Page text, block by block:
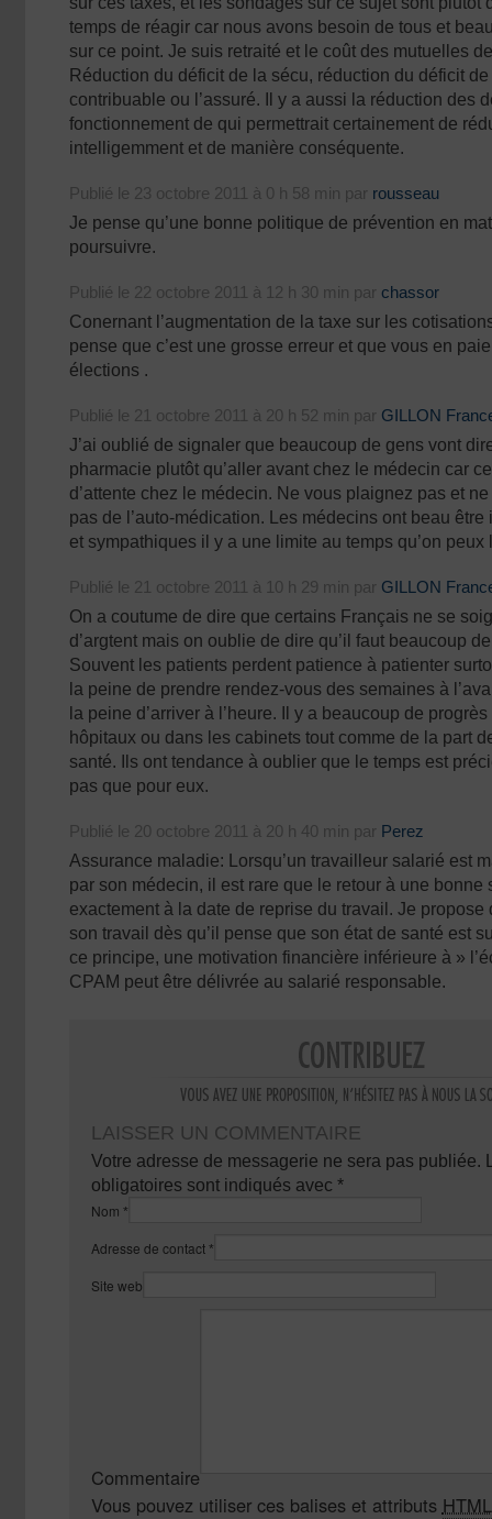
temps de réagir car nous avons besoin de tous et
sur ce point. Je suis retraité et le coût des mutuelles
Réduction du déficit de la sécu, réduction du déficit de
contribuable ou l’assuré. Il y a aussi la réduction des
fonctionnement de qui permettrait certainement de
intelligemment et de manière conséquente.
Publié le 23 octobre 2011 à 0 h 58 min par rousseau
Je pense qu’une bonne politique de prévention en
poursuivre.
Publié le 22 octobre 2011 à 12 h 30 min par chassor
Conernant l’augmentation de la taxe sur les
pense que c’est une grosse erreur et que vous en
élections .
Publié le 21 octobre 2011 à 20 h 52 min par GILLON
J’ai oublié de signaler que beaucoup de gens vont
pharmacie plutôt qu’aller avant chez le médecin car
d’attente chez le médecin. Ne vous plaignez pas et
pas de l’auto-médication. Les médecins ont beau
et sympathiques il y a une limite au temps qu’on peux
Publié le 21 octobre 2011 à 10 h 29 min par GILLON
On a coutume de dire que certains Français ne se
d’argtent mais on oublie de dire qu’il faut beaucoup
Souvent les patients perdent patience à patienter
la peine de prendre rendez-vous des semaines à
la peine d’arriver à l’heure. Il y a beaucoup de
hôpitaux ou dans les cabinets tout comme de la part
santé. Ils ont tendance à oublier que le temps est
pas que pour eux.
Publié le 20 octobre 2011 à 20 h 40 min par Perez
Assurance maladie: Lorsqu’un travailleur salarié est
par son médecin, il est rare que le retour à une bonne
exactement à la date de reprise du travail. Je
son travail dès qu’il pense que son état de santé est
ce principe, une motivation financière inférieure à »
CPAM peut être délivrée au salarié responsable.
LAISSER UN COMMENTAIRE
Votre adresse de messagerie ne sera pas publiée.
obligatoires sont indiqués avec *
Nom *
Adresse de contact *
Site web
Commentaire
Vous pouvez utiliser ces balises et attributs HTML